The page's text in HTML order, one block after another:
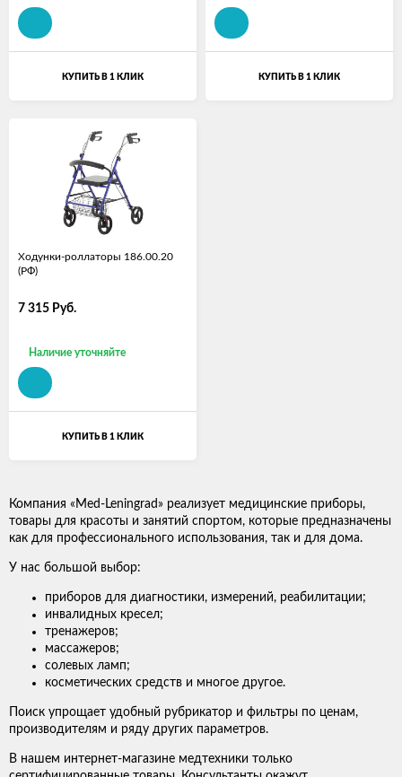
КУПИТЬ В 1 КЛИК КУПИТЬ В 1 КЛИК
Ходунки-роллаторы 186.00.20
(РФ)
7 315 Руб.
Наличие уточняйте
КУПИТЬ В 1 КЛИК
Компания «Med-Leningrad» реализует медицинские приборы,
товары для красоты и занятий спортом, которые предназначены
как для профессионального использования, так и для дома.
У нас большой выбор:
приборов для диагностики, измерений, реабилитации;
инвалидных кресел;
тренажеров;
массажеров;
солевых ламп;
косметических средств и многое другое.
Поиск упрощает удобный рубрикатор и фильтры по ценам,
производителям и ряду других параметров.
В нашем интернет-магазине медтехники только